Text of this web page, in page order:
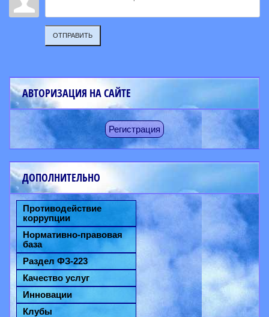
ОТПРАВИТЬ
АВТОРИЗАЦИЯ НА САЙТЕ
Регистрация
ДОПОЛНИТЕЛЬНО
Противодействие
коррупции
Нормативно-правовая
база
Раздел ФЗ-223
Качество услуг
Инновации
Клубы